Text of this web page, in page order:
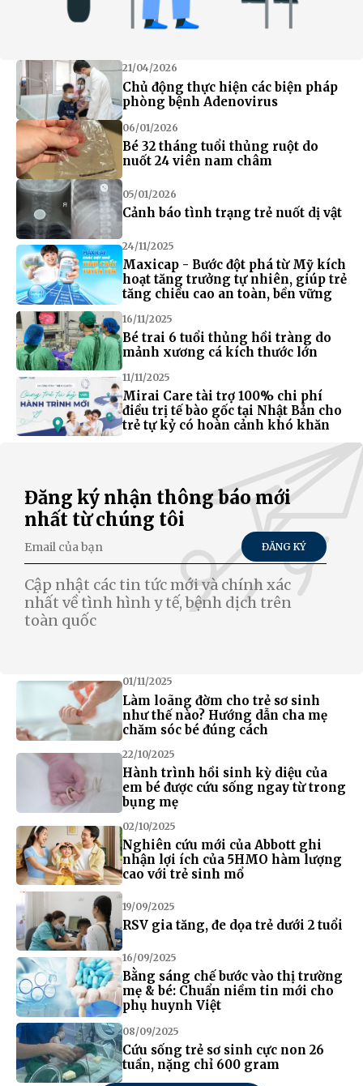
21/04/2026
Chủ động thực hiện các biện pháp
phòng bệnh Adenovirus
06/01/2026
Bé 32 tháng tuổi thủng ruột do
nuốt 24 viên nam châm
05/01/2026
Cảnh báo tình trạng trẻ nuốt dị vật
24/11/2025
Maxicap - Bước đột phá từ Mỹ kích
hoạt tăng trưởng tự nhiên, giúp trẻ
tăng chiều cao an toàn, bền vững
16/11/2025
Bé trai 6 tuổi thủng hồi tràng do
mảnh xương cá kích thước lớn
11/11/2025
Mirai Care tài trợ 100% chi phí
điều trị tế bào gốc tại Nhật Bản cho
trẻ tự kỷ có hoàn cảnh khó khăn
Đăng ký nhận thông báo mới
nhất từ chúng tôi
ĐĂNG KÝ
Cập nhật các tin tức mới và chính xác
nhất về tình hình y tế, bệnh dịch trên
toàn quốc
01/11/2025
Làm loãng đờm cho trẻ sơ sinh
như thế nào? Hướng dẫn cha mẹ
chăm sóc bé đúng cách
22/10/2025
Hành trình hồi sinh kỳ diệu của
em bé được cứu sống ngay từ trong
bụng mẹ
02/10/2025
Nghiên cứu mới của Abbott ghi
nhận lợi ích của 5HMO hàm lượng
cao với trẻ sinh mổ
19/09/2025
RSV gia tăng, đe dọa trẻ dưới 2 tuổi
16/09/2025
Bằng sáng chế bước vào thị trường
mẹ & bé: Chuẩn niềm tin mới cho
phụ huynh Việt
08/09/2025
Cứu sống trẻ sơ sinh cực non 26
tuần, nặng chỉ 600 gram